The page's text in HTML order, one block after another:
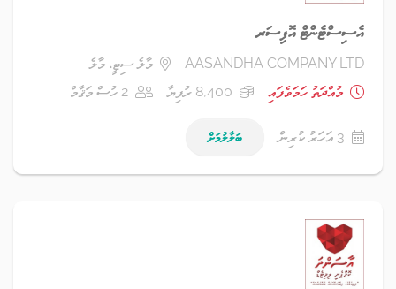
އެސިސްޓެންޓް އޮފިސަރ
AASANDHA COMPANY LTD
މާލެ ސިޓީ، މާލެ
މުއްދަތު ހަމަވެފައި
8,400 ރުފިޔާ 2 ހުސް މަޤާމް
3 އަހަރު ކުރިން ބަލާލުމަށް